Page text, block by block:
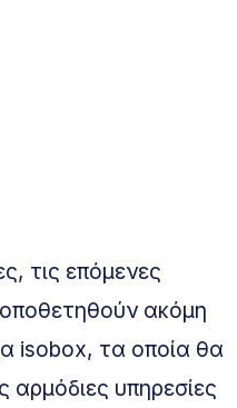
τις επόμενες
ακόμη
isobox, τα οποία θα
αρμόδιες υπηρεσίες